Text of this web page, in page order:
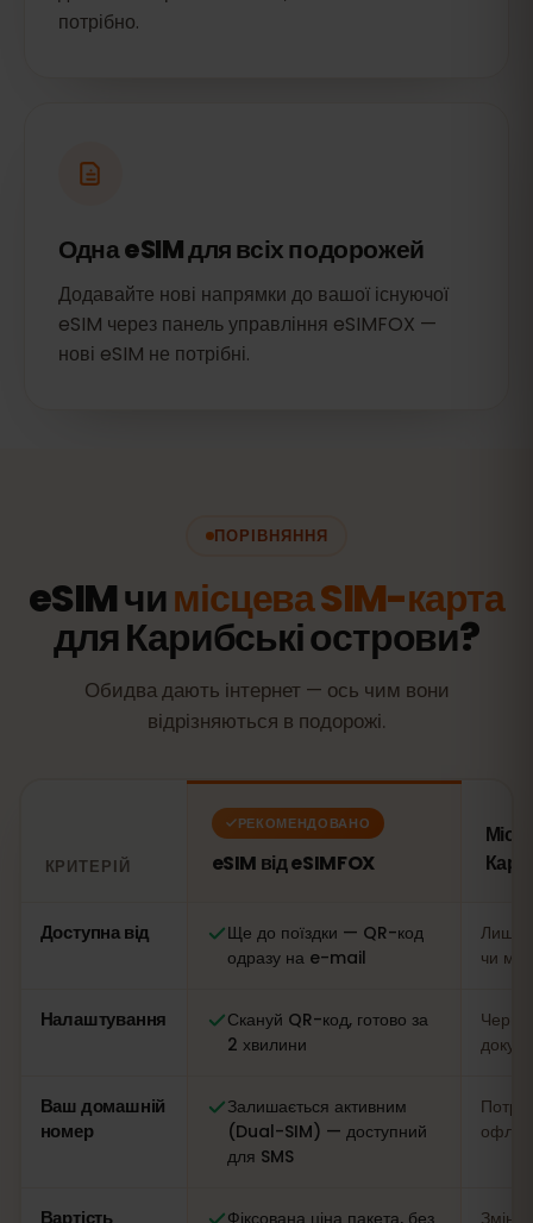
потрібно.
Одна eSIM для всіх подорожей
Додавайте нові напрямки до вашої існуючої
eSIM через панель управління eSIMFOX —
нові eSIM не потрібні.
ПОРІВНЯННЯ
eSIM чимісцева SIM-карта
для Карибські острови?
Обидва дають інтернет — ось чим вони
відрізняються в подорожі.
КРИТЕРІЙ
РЕКОМЕНДОВАНО
eSIM від eSIMFOX
Доступна від
Ще до поїздки — QR-код
одразу на e-mail
Лише
чи
Налаштування
Скануй QR-код, готово за
2 хвилини
Ваш домашній
номер
Залишається активним
(Dual-SIM) — доступний
для SMS
Вартість
Фіксована ціна пакета, без